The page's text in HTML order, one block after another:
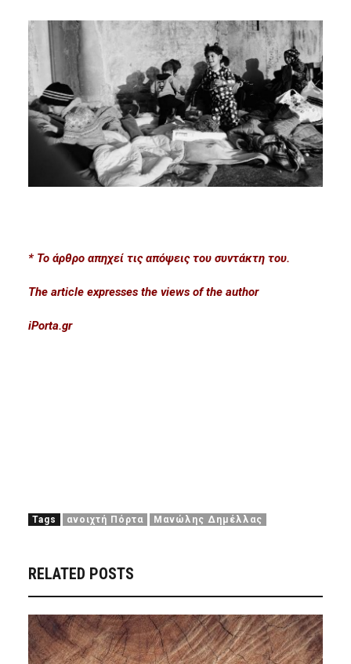
* Το άρθρο απηχεί τις απόψεις του συντάκτη του.
The article expresses the views of the author
iPorta.gr
Tags ανοιχτή Πόρτα Μανώλης Δημέλλας
RELATED POSTS